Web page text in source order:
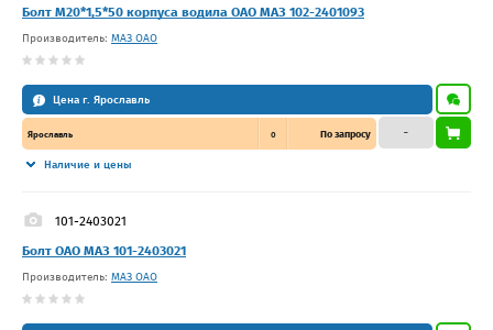
Болт М20*1,5*50 корпуса водила ОАО МАЗ 102-2401093
Производитель: МАЗ ОАО
Цена г. Ярославль
Ярославль 0 По запросу
Наличие и цены
–
101-2403021
Болт ОАО МАЗ 101-2403021
Производитель: МАЗ ОАО